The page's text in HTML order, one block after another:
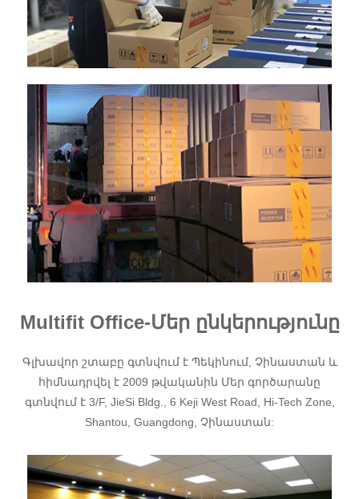
Multifit Office-Մեր ընկերությունը
Գլխավոր շտաբը գտնվում է Պեկինում, Չինաստան և
հիմնադրվել է 2009 թվականին Մեր գործարանը
գտնվում է 3/F, JieSi Bldg., 6 Keji West Road, Hi-Tech Zone,
Shantou, Guangdong, Չինաստան: